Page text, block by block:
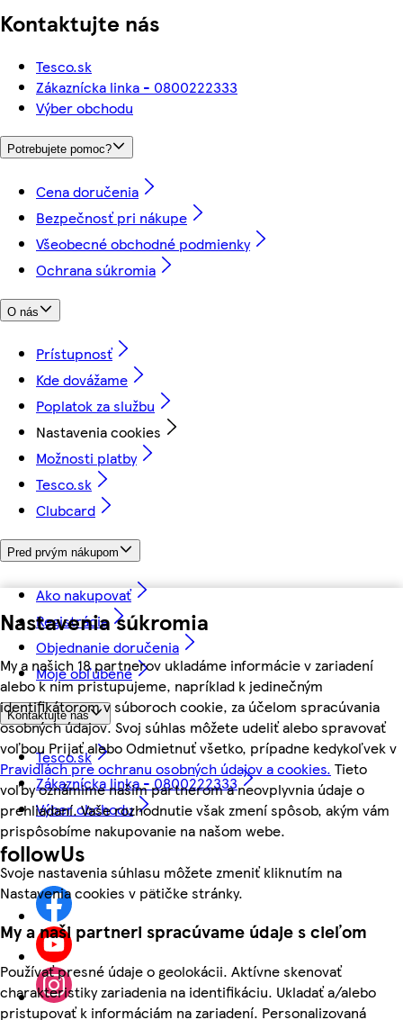
Nastavenia súkromia
My a našich 18 partnerov ukladáme informácie v zariadení
alebo k nim pristupujeme, napríklad k jedinečným
identifikátorom v súboroch cookie, za účelom spracúvania
osobných údajov. Svoj súhlas môžete udeliť alebo spravovať
voľbou Prijať alebo Odmietnuť všetko, prípadne kedykoľvek v
Pravidlách pre ochranu osobných údajov a cookies. Tieto
voľby oznámime našim partnerom a neovplyvnia údaje o
prehliadaní. Vaše rozhodnutie však zmení spôsob, akým vám
prispôsobíme nakupovanie na našom webe.
Svoje nastavenia súhlasu môžete zmeniť kliknutím na
Nastavenia cookies v pätičke stránky.
My a naši partneri spracúvame údaje s cieľom
Používať presné údaje o geolokácii. Aktívne skenovať
charakteristiky zariadenia na identifikáciu. Ukladať a/alebo
pristupovať k informáciám na zariadení. Personalizovaná
Kontaktujte nás
Tesco.sk
Zákaznícka linka - 0800222333
Výber obchodu
Potrebujete pomoc?
Cena doručenia
Bezpečnosť pri nákupe
Všeobecné obchodné podmienky
Ochrana súkromia
O nás
Prístupnosť
Kde dovážame
Poplatok za službu
Nastavenia cookies
Možnosti platby
Tesco.sk
Clubcard
Pred prvým nákupom
Ako nakupovať
Registrácia
Objednanie doručenia
Moje obľúbené
Kontaktujte nás
Tesco.sk
Zákaznícka linka - 0800222333
Výber obchodu
followUs